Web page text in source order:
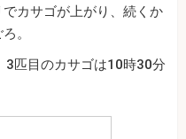
カサゴが上がり、続くか
。
3匹目のカサゴは10時30分